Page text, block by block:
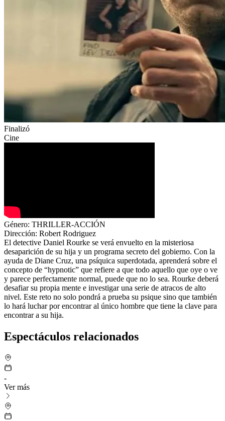
Finalizó
Cine
Género: THRILLER-ACCIÓN
Dirección: Robert Rodriguez
El detective Daniel Rourke se verá envuelto en la misteriosa
desaparición de su hija y un programa secreto del gobierno. Con la
ayuda de Diane Cruz, una psíquica superdotada, aprenderá sobre el
concepto de “hypnotic” que refiere a que todo aquello que oye o ve
y parece perfectamente normal, puede que no lo sea. Rourke deberá
desafiar su propia mente e investigar una serie de atracos de alto
nivel. Este reto no solo pondrá a prueba su psique sino que también
lo hará luchar por encontrar al único hombre que tiene la clave para
encontrar a su hija.
Espectáculos relacionados
-
Ver más